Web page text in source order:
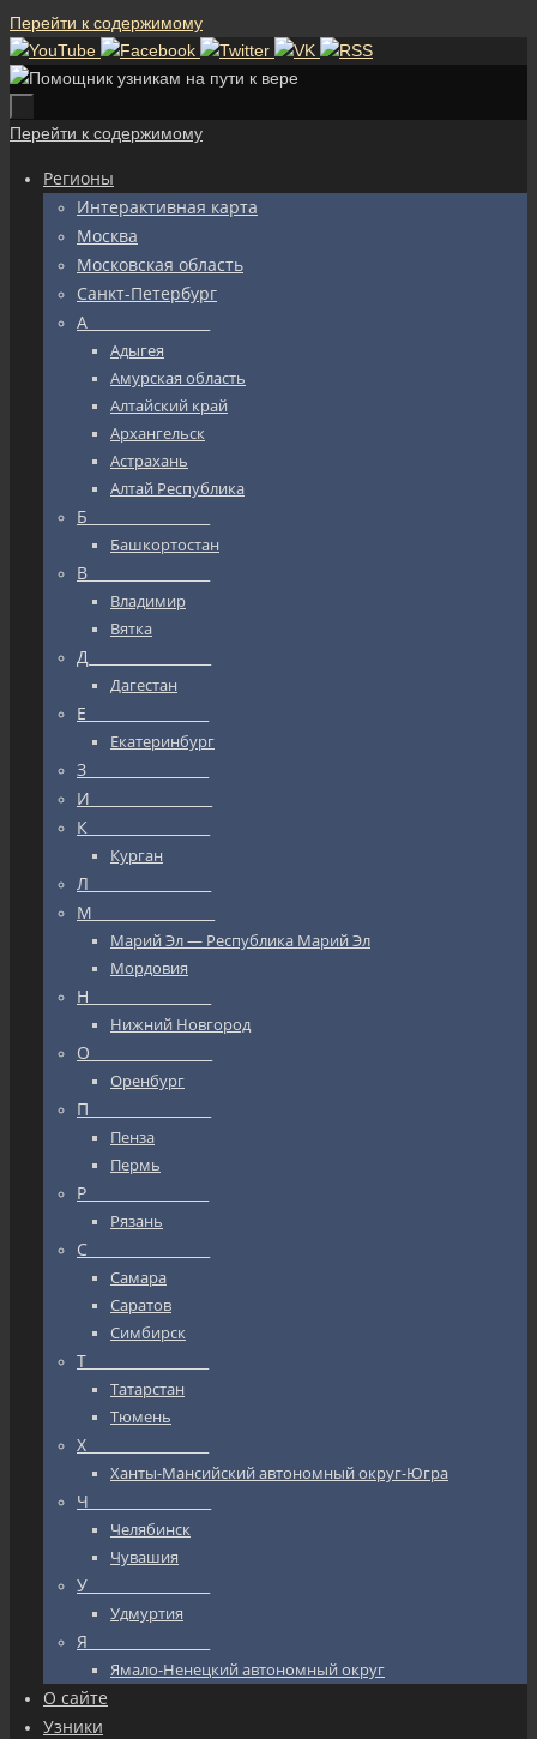
Перейти к содержимому
Перейти к содержимому
Регионы
Интерактивная карта
Москва
Московская область
Санкт-Петербург
А_________________
Адыгея
Амурская область
Алтайский край
Архангельск
Астрахань
Алтай Республика
Б_________________
Башкортостан
В_________________
Владимир
Вятка
Д_________________
Дагестан
Е_________________
Екатеринбург
З_________________
И_________________
К_________________
Курган
Л_________________
М_________________
Марий Эл — Республика Марий Эл
Мордовия
Н_________________
Нижний Новгород
О_________________
Оренбург
П_________________
Пенза
Пермь
Р_________________
Рязань
С_________________
Самара
Саратов
Симбирск
Т_________________
Татарстан
Тюмень
Х_________________
Ханты-Мансийский автономный округ-Югра
Ч_________________
Челябинск
Чувашия
У_________________
Удмуртия
Я_________________
Ямало-Ненецкий автономный округ
О сайте
Узники